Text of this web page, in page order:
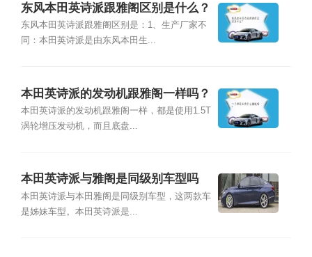
东风本田英诗派跟雅阁区别是什么？
东风本田英诗派跟雅阁区别是：1、生产厂家不
同：本田英诗派是由东风本田生...
本田英诗派的发动机跟雅阁一样吗？
本田英诗派的发动机跟雅阁一样，都是使用1.5T
涡轮增压发动机，而且底盘...
本田英诗派与雅阁是同级别车型吗
本田英诗派与本田雅阁是同级别车型，这两款车
是姊妹车型。本田英诗派是...